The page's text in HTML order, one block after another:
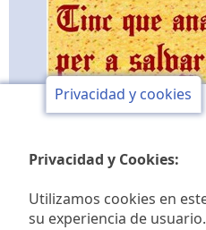
Privacidad y cookies
Privacidad y Cookies:
Utilizamos cookies en
su experiencia de